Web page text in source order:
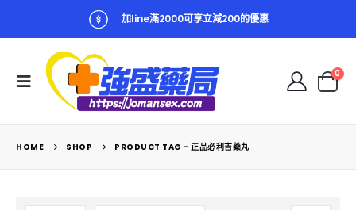
加line滿2000可享立減200的優惠
0
HOME SHOP PRODUCT TAG - 正品必利吉藥丸